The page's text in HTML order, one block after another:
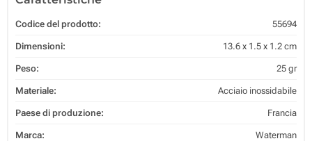
Codice del prodotto: 55694
Dimensioni: 13.6 x 1.5 x 1.2 cm
Peso: 25 gr
Materiale: Acciaio inossidabile
Paese di produzione: Francia
Marca: Waterman